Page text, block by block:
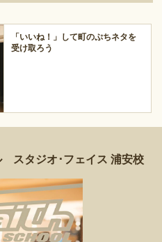
「いいね！」して町のぷちネタを
受け取ろう
スタジオ･フェイス 浦安校